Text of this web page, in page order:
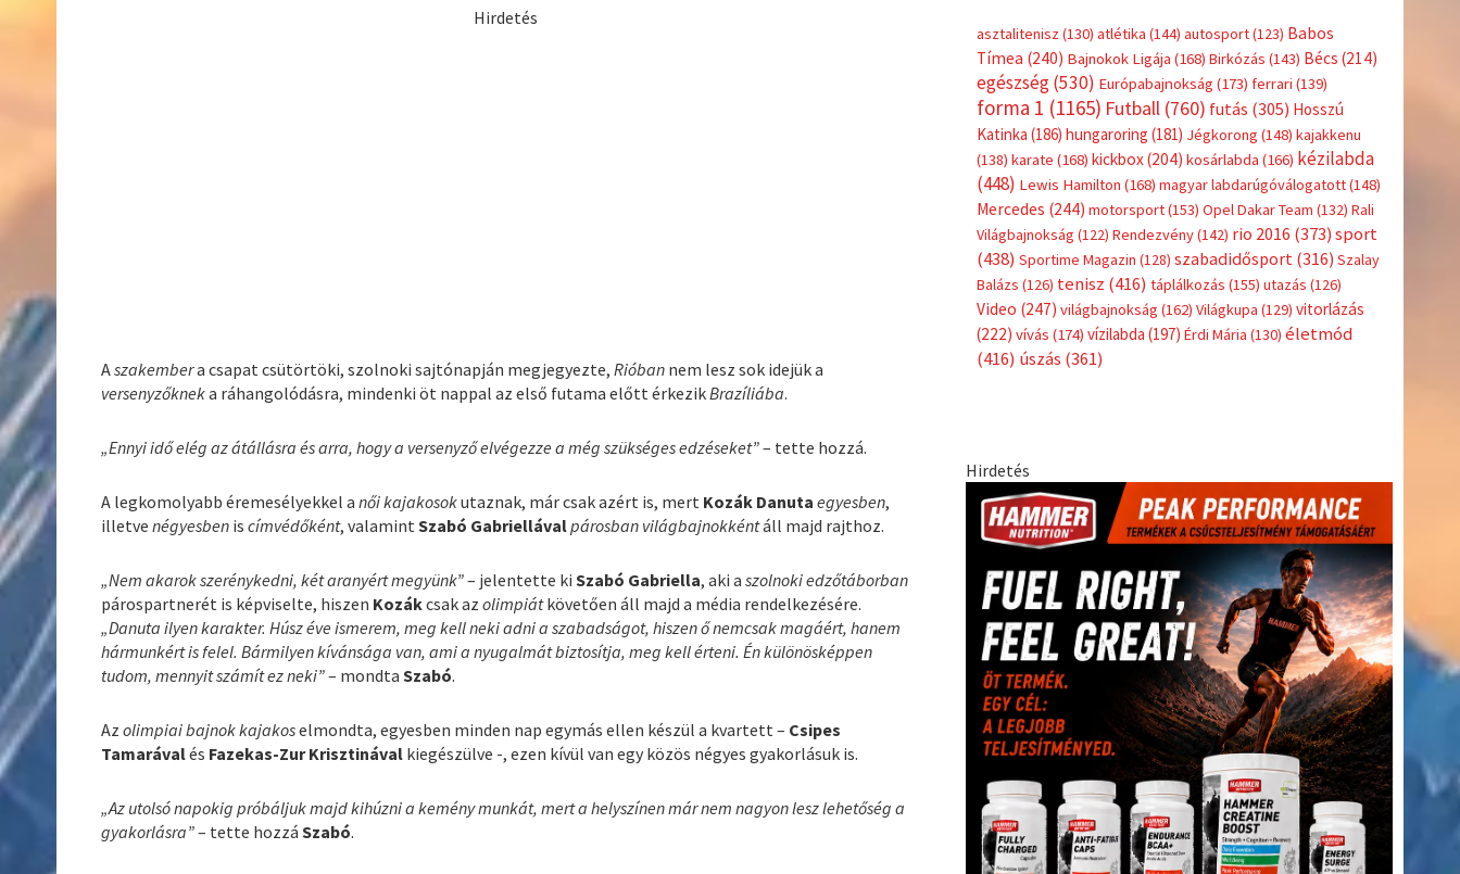
Hirdetés
Aszakembera csapat csütörtöki, szolnoki sajtónapján megjegyezte,Rióban nem lesz sok idejük a
versenyzőkneka ráhangolódásra, mindenki öt nappal az első futama előtt érkezikBrazíliába.
„Ennyi idő elég az átállásra és arra, hogy a versenyző elvégezze a még szükséges edzéseket”– tette hozzá.
A legkomolyabb éremesélyekkel anői kajakosokutaznak, már csak azért is, mert Kozák Danuta egyesben,
illetvenégyesben iscímvédőként, valamintSzabó Gabriellávalpárosban világbajnokkéntáll majd rajthoz.
„Nem akarok szerénykedni, két aranyért megyünk”– jelentette ki Szabó Gabriella, aki aszolnoki edzőtáborban
párospartnerét is képviselte, hiszen Kozákcsak azolimpiátkövetően áll majd a média rendelkezésére.
„Danuta ilyen karakter. Húsz éve ismerem, meg kell neki adni a szabadságot, hiszen ő nemcsak magáért, hanem
hármunkért is felel. Bármilyen kívánsága van, ami a nyugalmát biztosítja, meg kell érteni. Én különösképpen
tudom, mennyit számít ez neki”– mondtaSzabó.
Azolimpiai bajnok kajakoselmondta, egyesben minden nap egymás ellen készül a kvartett – Csipes
Tamarávalés Fazekas-Zur Krisztinával kiegészülve -, ezen kívül van egy közös négyes gyakorlásuk is.
„Az utolsó napokig próbáljuk majd kihúzni a kemény munkát, mert a helyszínen már nem nagyon lesz lehetőség a
gyakorlásra”– tette hozzáSzabó.
asztalitenisz (130) atlétika (144) autosport(123) Babos
Tímea (240) Bajnokok Ligája (168) Birkózás (143) Bécs (214)
egészség(530) Európabajnokság (173) ferrari (139)
forma 1 (1165) Futball(760) futás (305) Hosszú
Katinka (186) hungaroring (181) Jégkorong (148) kajakkenu
(138) karate (168) kickbox(204) kosárlabda (166) kézilabda
(448) Lewis Hamilton (168) magyar labdarúgóválogatott(148)
Mercedes (244) motorsport(153) Opel Dakar Team (132) Rali
Világbajnokság (122) Rendezvény(142) rio 2016 (373) sport
(438) Sportime Magazin (128) szabadidősport (316) Szalay
Balázs (126) tenisz (416) táplálkozás (155) utazás (126)
Video (247) világbajnokság (162) Világkupa (129) vitorlázás
(222) vívás (174) vízilabda (197) Érdi Mária (130) életmód
(416) úszás (361)
Hirdetés